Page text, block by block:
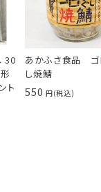
30
ト
あかふさ食品 ゴ
し焼鯖
550